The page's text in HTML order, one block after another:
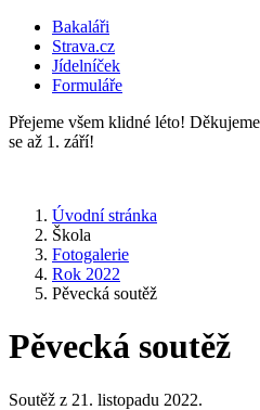
Bakaláři
Strava.cz
Jídelníček
Formuláře
Přejeme všem klidné léto!
se až 1. září!
Úvodní stránka
Škola
Fotogalerie
Rok 2022
Pěvecká soutěž
Pěvecká soutěž
Soutěž z 21. listopadu 2022.